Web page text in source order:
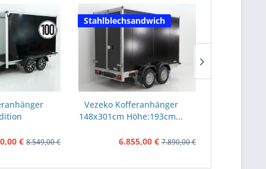
€ 8.549,00 €
Stahlblechsandwich
Vezeko Kofferanhänger
148x301cm Höhe:193cm...
6.855,00 € 7.890,00 €